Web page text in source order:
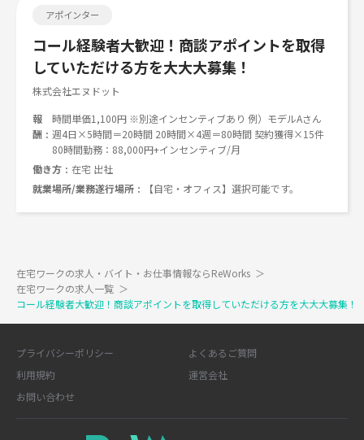
アポインター
コール経験者大歓迎！商談アポイントを取得
していただける方を大大大募集！
株式会社エヌドット
報
酬
時間単価1,100円 ※別途インセンティブあり 例）モデルAさん
週4日×5時間＝20時間 20時間×4週＝80時間 契約獲得×15件
80時間勤務：88,000円+インセンティブ/月
働き方
在宅 出社
就業場所/業務遂行場所
【自宅・オフィス】選択可能です。
在宅ワークの求人・バイト・お仕事情報ならReWorks ＞
在宅ワークの求人一覧 ＞
コール経験者大歓迎！商談アポイントを取得していただける方を大大大募集！
プライバシーポリシー
よくあるご質問
利用規約
運営会社
お問い合わせ